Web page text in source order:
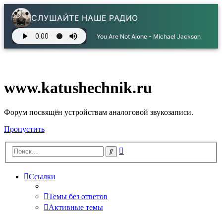
СЛУШАЙТЕ НАШЕ РАДИО
You Are Not Alone - Michael Jackson
www.katushechnik.ru
Форум посвящён устройствам аналоговой звукозаписи.
Пропустить
Поиск
Ссылки
Темы без ответов
Активные темы